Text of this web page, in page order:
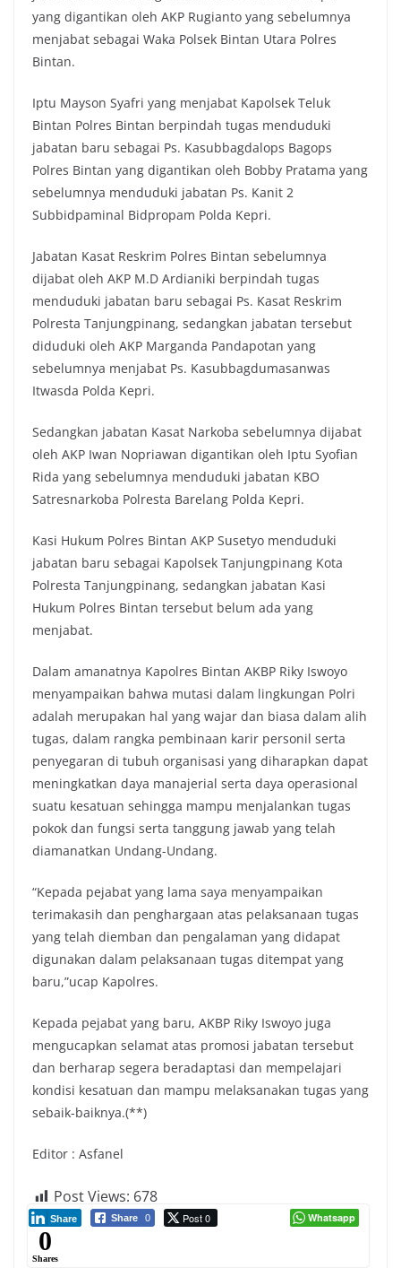
yang digantikan oleh AKP Rugianto yang sebelumnya
menjabat sebagai Waka Polsek Bintan Utara Polres
Bintan.
Iptu Mayson Syafri yang menjabat Kapolsek Teluk
Bintan Polres Bintan berpindah tugas menduduki
jabatan baru sebagai Ps. Kasubbagdalops Bagops
Polres Bintan yang digantikan oleh Bobby Pratama yang
sebelumnya menduduki jabatan Ps. Kanit 2
Subbidpaminal Bidpropam Polda Kepri.
Jabatan Kasat Reskrim Polres Bintan sebelumnya
dijabat oleh AKP M.D Ardianiki berpindah tugas
menduduki jabatan baru sebagai Ps. Kasat Reskrim
Polresta Tanjungpinang, sedangkan jabatan tersebut
diduduki oleh AKP Marganda Pandapotan yang
sebelumnya menjabat Ps. Kasubbagdumasanwas
Itwasda Polda Kepri.
Sedangkan jabatan Kasat Narkoba sebelumnya dijabat
oleh AKP Iwan Nopriawan digantikan oleh Iptu Syofian
Rida yang sebelumnya menduduki jabatan KBO
Satresnarkoba Polresta Barelang Polda Kepri.
Kasi Hukum Polres Bintan AKP Susetyo menduduki
jabatan baru sebagai Kapolsek Tanjungpinang Kota
Polresta Tanjungpinang, sedangkan jabatan Kasi
Hukum Polres Bintan tersebut belum ada yang
menjabat.
Dalam amanatnya Kapolres Bintan AKBP Riky Iswoyo
menyampaikan bahwa mutasi dalam lingkungan Polri
adalah merupakan hal yang wajar dan biasa dalam alih
tugas, dalam rangka pembinaan karir personil serta
penyegaran di tubuh organisasi yang diharapkan dapat
meningkatkan daya manajerial serta daya operasional
suatu kesatuan sehingga mampu menjalankan tugas
pokok dan fungsi serta tanggung jawab yang telah
diamanatkan Undang-Undang.
“Kepada pejabat yang lama saya menyampaikan
terimakasih dan penghargaan atas pelaksanaan tugas
yang telah diemban dan pengalaman yang didapat
digunakan dalam pelaksanaan tugas ditempat yang
baru,”ucap Kapolres.
Kepada pejabat yang baru, AKBP Riky Iswoyo juga
mengucapkan selamat atas promosi jabatan tersebut
dan berharap segera beradaptasi dan mempelajari
kondisi kesatuan dan mampu melaksanakan tugas yang
sebaik-baiknya.(**)
Editor : Asfanel
Post Views: 678
Share 0 Post 0
Share Whatsapp
0
Shares